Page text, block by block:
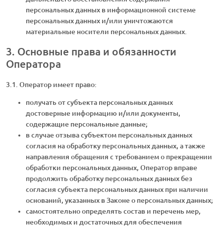
персональных данных в информационной системе
персональных данных и/или уничтожаются
материальные носители персональных данных.
3. Основные права и обязанности
Оператора
3.1. Оператор имеет право:
получать от субъекта персональных данных
достоверные информацию и/или документы,
содержащие персональные данные;
в случае отзыва субъектом персональных данных
согласия на обработку персональных данных, а также
направления обращения с требованием о прекращении
обработки персональных данных, Оператор вправе
продолжить обработку персональных данных без
согласия субъекта персональных данных при наличии
оснований, указанных в Законе о персональных данных;
самостоятельно определять состав и перечень мер,
необходимых и достаточных для обеспечения